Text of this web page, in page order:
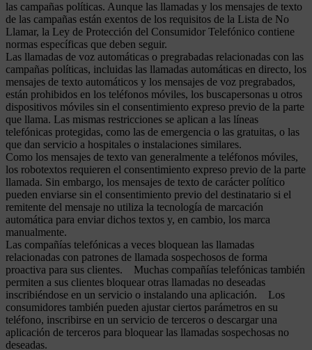
las campañas políticas. Aunque las llamadas y los mensajes de texto
de las campañas están exentos de los requisitos de la Lista de No
Llamar, la Ley de Protección del Consumidor Telefónico contiene
normas específicas que deben seguir.
Las llamadas de voz automáticas o pregrabadas relacionadas con las
campañas políticas, incluidas las llamadas automáticas en directo, los
mensajes de texto automáticos y los mensajes de voz pregrabados,
están prohibidos en los teléfonos móviles, los buscapersonas u otros
dispositivos móviles sin el consentimiento expreso previo de la parte
que llama. Las mismas restricciones se aplican a las líneas
telefónicas protegidas, como las de emergencia o las gratuitas, o las
que dan servicio a hospitales o instalaciones similares.
Como los mensajes de texto van generalmente a teléfonos móviles,
los robotextos requieren el consentimiento expreso previo de la parte
llamada. Sin embargo, los mensajes de texto de carácter político
pueden enviarse sin el consentimiento previo del destinatario si el
remitente del mensaje no utiliza la tecnología de marcación
automática para enviar dichos textos y, en cambio, los marca
manualmente.
Las compañías telefónicas a veces bloquean las llamadas
relacionadas con patrones de llamada sospechosos de forma
proactiva para sus clientes. Muchas compañías telefónicas también
permiten a sus clientes bloquear otras llamadas no deseadas
inscribiéndose en un servicio o instalando una aplicación. Los
consumidores también pueden ajustar ciertos parámetros en su
teléfono, inscribirse en un servicio de terceros o descargar una
aplicación de terceros para bloquear las llamadas sospechosas no
deseadas.